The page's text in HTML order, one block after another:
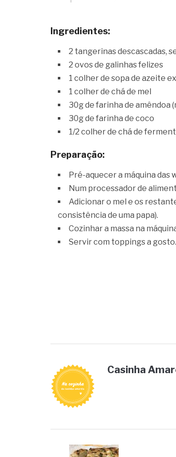
Ingredientes:
2 tangerinas descascadas,
2 ovos de galinhas felizes
1 colher de sopa de azeite
1 colher de chá de mel
30g de farinha de amêndoa
30g de farinha de coco
1/2 colher de chá de
Preparação:
Pré-aquecer a máquina das
Num processador de
Adicionar o mel e os
consistência de uma papa).
Cozinhar a massa na
Servir com toppings a
Casinha